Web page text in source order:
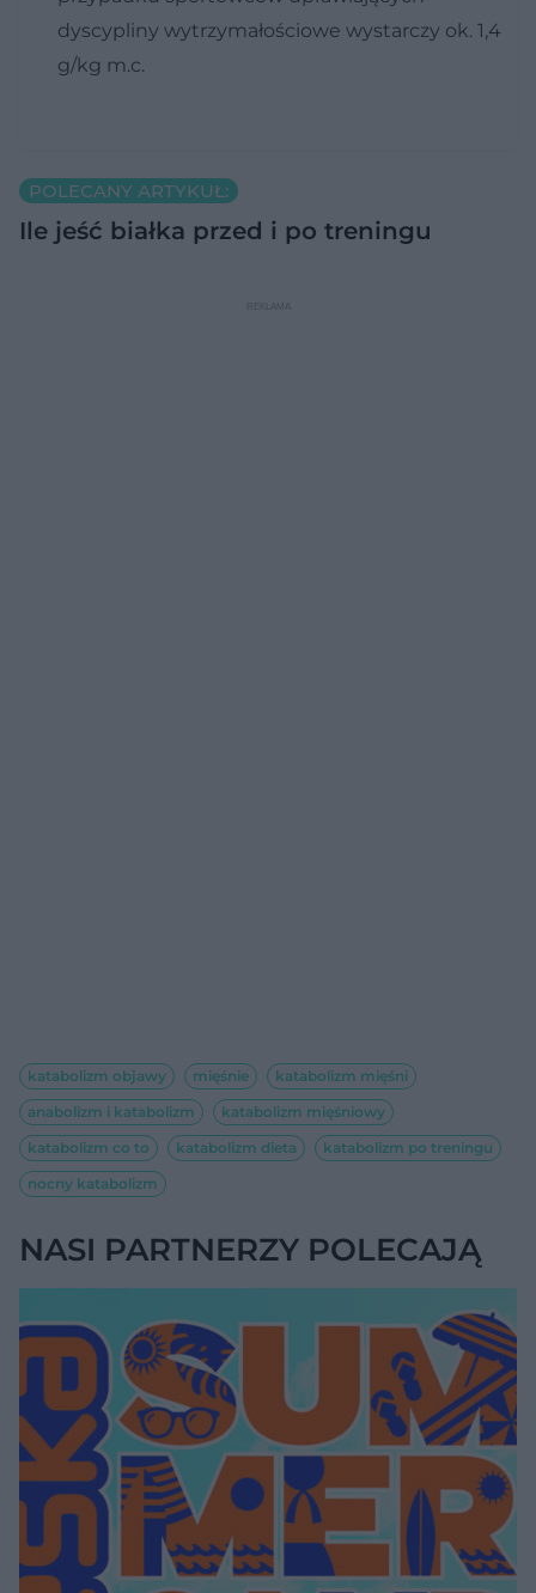
dyscypliny wytrzymałościowe wystarczy ok. 1,4
g/kg m.c.
POLECANY ARTYKUŁ:
Ile jeść białka przed i po treningu
katabolizm objawy mięśnie
katabolizm mięśni
anabolizm i katabolizm
katabolizm mięśniowy
katabolizm co to
katabolizm dieta
katabolizm po treningu
nocny katabolizm
NASI PARTNERZY POLECAJĄ